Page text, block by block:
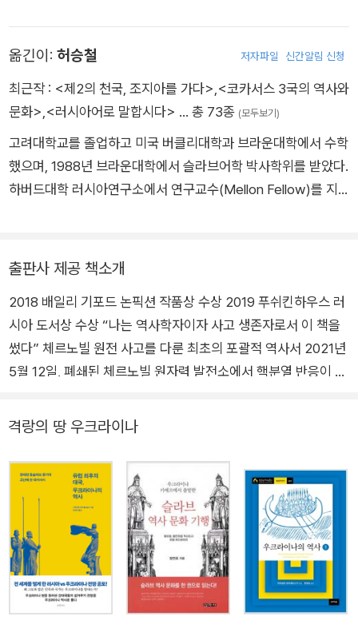
세계는 이미 한 번의 체르노빌 사고와 제한 구역으로 크나큰 곤욕
을 치렀다. 세계는 이와 유사한 일을 더 이상 감당할 수 없다. 이
제 1986년4월 26일 체르노빌과 그 인근에서 발생한 일에서 교
훈을 얻어야 한다.
로 재직했다. 2007년부터는 하버드대학 역사학과에서 우크라이
나 역사학 교수로 재직 중이며, 현재 하버드대학 우크라이나 연구
소 소장을 맡고 있다. 참사 생존자이자 역사학자로서 체르노빌 원
퍼드상과 푸시킨 하우스 도서상을 수상했고, 2015년 우크라이나
어로 쓰인 뛰어난 문학작품과 연구에 수여하는 안토노비치상을
수상했다. 『러시아 우크라이나 전쟁』 역시 푸시킨 하우스 도서상
이 있으며, 『유럽의 문 우크라이나』는 『뉴욕타임스』 베스트셀러
에 올랐다.
옮긴이: 허승철 저자파일 신간알림 신청
최근작 : <제2의 천국, 조지아를 가다> <코카서스 3국의 역사와
문화> <러시아어로 말합시다> … 총 73종 (모두보기)
고려대학교를 졸업하고 미국 버클리대학과 브라운대학에서 수학
했으며, 1988년 브라운대학에서 슬라브어학 박사학위를 받았다.
하버드대학 러시아연구소에서 연구교수(Mellon Fellow)를 지
학과 명예교수로 활동하고 있다. 지은 책으로 《우크라이나 현대
사》 등이 있고, 옮긴 책으로 《파리 1919》, 《평화를 끝낸 전쟁》,
《히틀러와 스탈린》, 《폴란드사》, 《컨플릭트》, 《굿바이, 동유럽》
등이 있다.
출판사 제공 책소개
2018 배일리 기포드 논픽션 작품상 수상 2019 푸쉬킨하우스 러
시아 도서상 수상 “나는 역사학자이자 사고 생존자로서 이 책을
썼다” 체르노빌 원전 사고를 다룬 최초의 포괄적 역사서 2021년
5월 12일, 폐쇄된 체르노빌 원자력 발전소에서 핵분열 반응이 감
지 35년이 지났지만 방사능 누출의 공포는 여전히 현재진행형임
0킬로미터 이내는 사람이 출입할 수 없는 제한구역이 되었으며,
체르노빌을 고향으로 둔 수십만 명이 아직 돌아가지 못하고 있다.
체르노빌 원자력 발전소가 폭발하던 운명의 밤과 그 이후, 여러
해 동안 무슨 일이 일어났는지 알고 싶어 하는 사람들이 많았다.
폭발 직후 언론보도를 시작으로, 영화, 드라마, 논픽션 탐사보도
와 소설 등이 쏟아져 나왔지만, 역사학자 중에 이 문제를 다룬 사
람은 없었다. 지은이 세르히 플로히는 체르노빌 사고를 역사적 맥
격랑의 땅 우크라이나